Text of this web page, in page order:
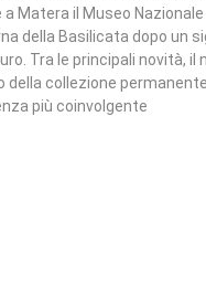
Matera il Museo Nazionale
della Basilicata dopo un
Tra le principali novità, il
collezione
più coinvolgente